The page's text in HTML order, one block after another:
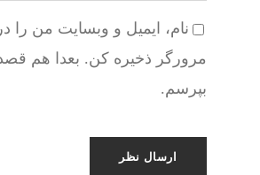
نام، ایمیل و وبسایت من را
مرورگر ذخیره کن. بعدا هم
بپرسم.